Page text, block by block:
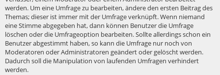
werden. Um eine Umfrage zu bearbeiten, ändere den ersten Beitrag des
Themas; dieser ist immer mit der Umfrage verknüpft. Wenn niemand
eine Stimme abgegeben hat, dann können Benutzer die Umfrage
löschen oder die Umfrageoption bearbeiten. Sollte allerdings schon ein
Benutzer abgestimmt haben, so kann die Umfrage nur noch von
Moderatoren oder Administratoren geändert oder gelöscht werden.
Dadurch soll die Manipulation von laufenden Umfragen verhindert
werden.